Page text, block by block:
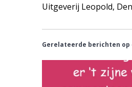
Uitgeverij Leopold,
Gerelateerde berichten op